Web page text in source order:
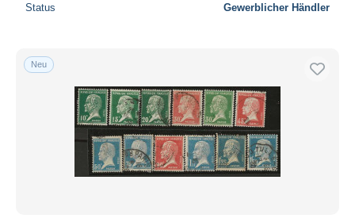
Status Gewerblicher Händler
Neu